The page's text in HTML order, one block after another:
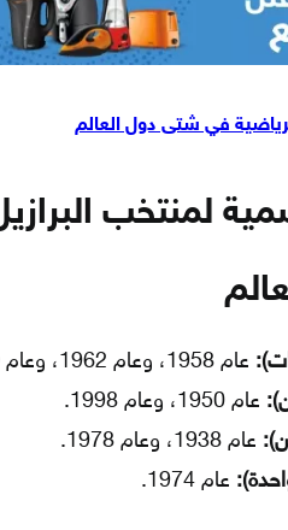
في شتى دول العالم
لمنتخب
عام 1958، وعام 1962، وعام 1970، وعام 1994، وعام 2002.
عام 1950، وعام 1998.
عام 1938، وعام 1978.
عام 1974.